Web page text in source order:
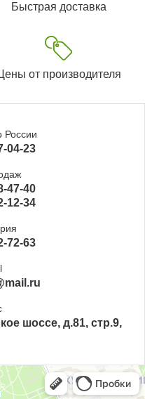
Быстрая доставка
от производителя
России
04-23
47-40
12-34
72-63
шоссе, д.81, стр.9,